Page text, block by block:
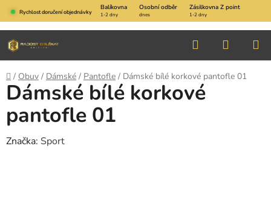
Přejít
na
obsah
Rychlost doručení objednávky
Balíkovna Osobní odběr Zásilkovna Z point
1-2 dny dnes 1-2 dny
Hledat
KOŠÍK
Domů
/ Obuv / Dámské / Pantofle / Dámské bílé korkové pantofle 01
Dámské bílé korkové
pantofle 01
Značka: Sport